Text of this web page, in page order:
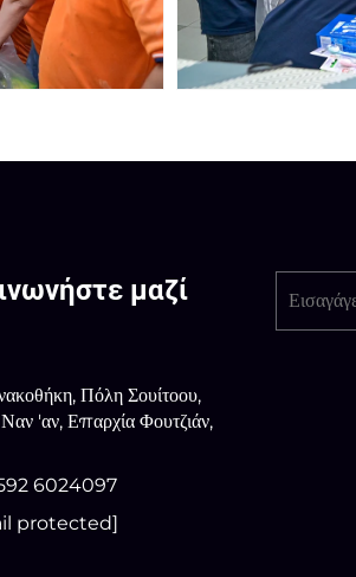
μαζί
Πόλη Σουίτοου,
'αν, Επαρχία Φουτζιάν,
6024097
protected]